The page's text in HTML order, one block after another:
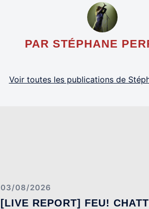
PAR STÉPHANE
Voir toutes les publications de
03/08/2026
[LIVE REPORT] FEU!